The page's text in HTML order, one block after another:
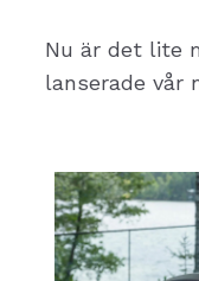
Nu är det lite
lanserade vår